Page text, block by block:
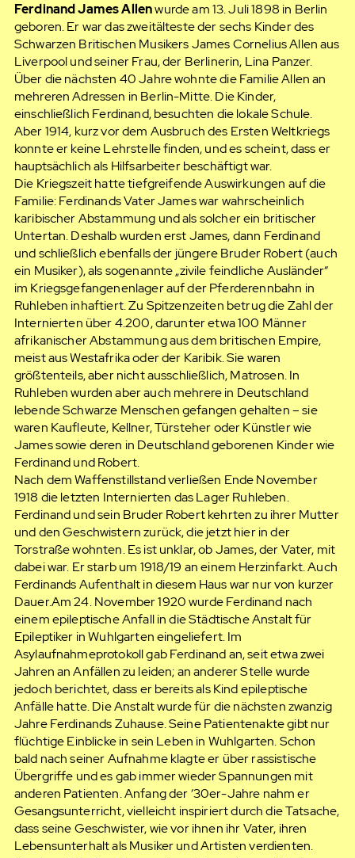
Ferdinand James Allenwurde am 13. Juli 1898 in Berlin
geboren. Er war das zweitälteste der sechs Kinder des
Schwarzen Britischen Musikers James Cornelius Allen aus
Liverpool und seiner Frau, der Berlinerin, Lina Panzer.
Über die nächsten 40 Jahre wohnte die Familie Allen an
mehreren Adressen in Berlin-Mitte. Die Kinder,
einschließlich Ferdinand, besuchten die lokale Schule.
Aber 1914, kurz vor dem Ausbruch des Ersten Weltkriegs
konnte er keine Lehrstelle finden, und es scheint, dass er
hauptsächlich als Hilfsarbeiter beschäftigt war.
Die Kriegszeit hatte tiefgreifende Auswirkungen auf die
Familie: Ferdinands Vater James war wahrscheinlich
karibischer Abstammung und als solcher ein britischer
Untertan. Deshalb wurden erst James, dann Ferdinand
und schließlich ebenfalls der jüngere Bruder Robert (auch
ein Musiker), als sogenannte „zivile feindliche Ausländer“
im Kriegsgefangenenlager auf der Pferderennbahn in
Ruhleben inhaftiert. Zu Spitzenzeiten betrug die Zahl der
Internierten über 4.200, darunter etwa 100 Männer
afrikanischer Abstammung aus dem britischen Empire,
meist aus Westafrika oder der Karibik. Sie waren
größtenteils, aber nicht ausschließlich, Matrosen. In
Ruhleben wurden aber auch mehrere in Deutschland
lebende Schwarze Menschen gefangen gehalten – sie
waren Kaufleute, Kellner, Türsteher oder Künstler wie
James sowie deren in Deutschland geborenen Kinder wie
Ferdinand und Robert.
Nach dem Waffenstillstand verließen Ende November
1918 die letzten Internierten das Lager Ruhleben.
Ferdinand und sein Bruder Robert kehrten zu ihrer Mutter
und den Geschwistern zurück, die jetzt hier in der
Torstraße wohnten. Es ist unklar, ob James, der Vater, mit
dabei war. Er starb um 1918/19 an einem Herzinfarkt. Auch
Ferdinands Aufenthalt in diesem Haus war nur von kurzer
Dauer.Am 24. November 1920 wurde Ferdinand nach
einem epileptische Anfall in die Städtische Anstalt für
Epileptiker in Wuhlgarten eingeliefert. Im
Asylaufnahmeprotokoll gab Ferdinand an, seit etwa zwei
Jahren an Anfällen zu leiden; an anderer Stelle wurde
jedoch berichtet, dass er bereits als Kind epileptische
Anfälle hatte. Die Anstalt wurde für die nächsten zwanzig
Jahre Ferdinands Zuhause. Seine Patientenakte gibt nur
flüchtige Einblicke in sein Leben in Wuhlgarten. Schon
bald nach seiner Aufnahme klagte er über rassistische
Übergriffe und es gab immer wieder Spannungen mit
anderen Patienten. Anfang der ‘30er-Jahre nahm er
Gesangsunterricht, vielleicht inspiriert durch die Tatsache,
dass seine Geschwister, wie vor ihnen ihr Vater, ihren
Lebensunterhalt als Musiker und Artisten verdienten.